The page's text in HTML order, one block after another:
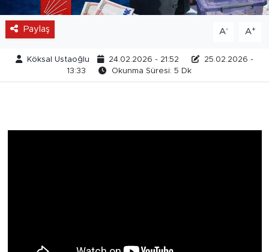
Paylaş A- A+
Köksal Ustaoğlu 24.02.2026 - 21:52
25.02.2026 -
13:33
Okunma Süresi: 5 Dk
Köşe Yazarları
Manşet
Ulusal Son Dakika Haberleri